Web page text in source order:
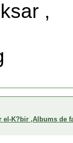
el-K?bir ,Albums de